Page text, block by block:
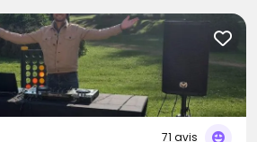
71 avis